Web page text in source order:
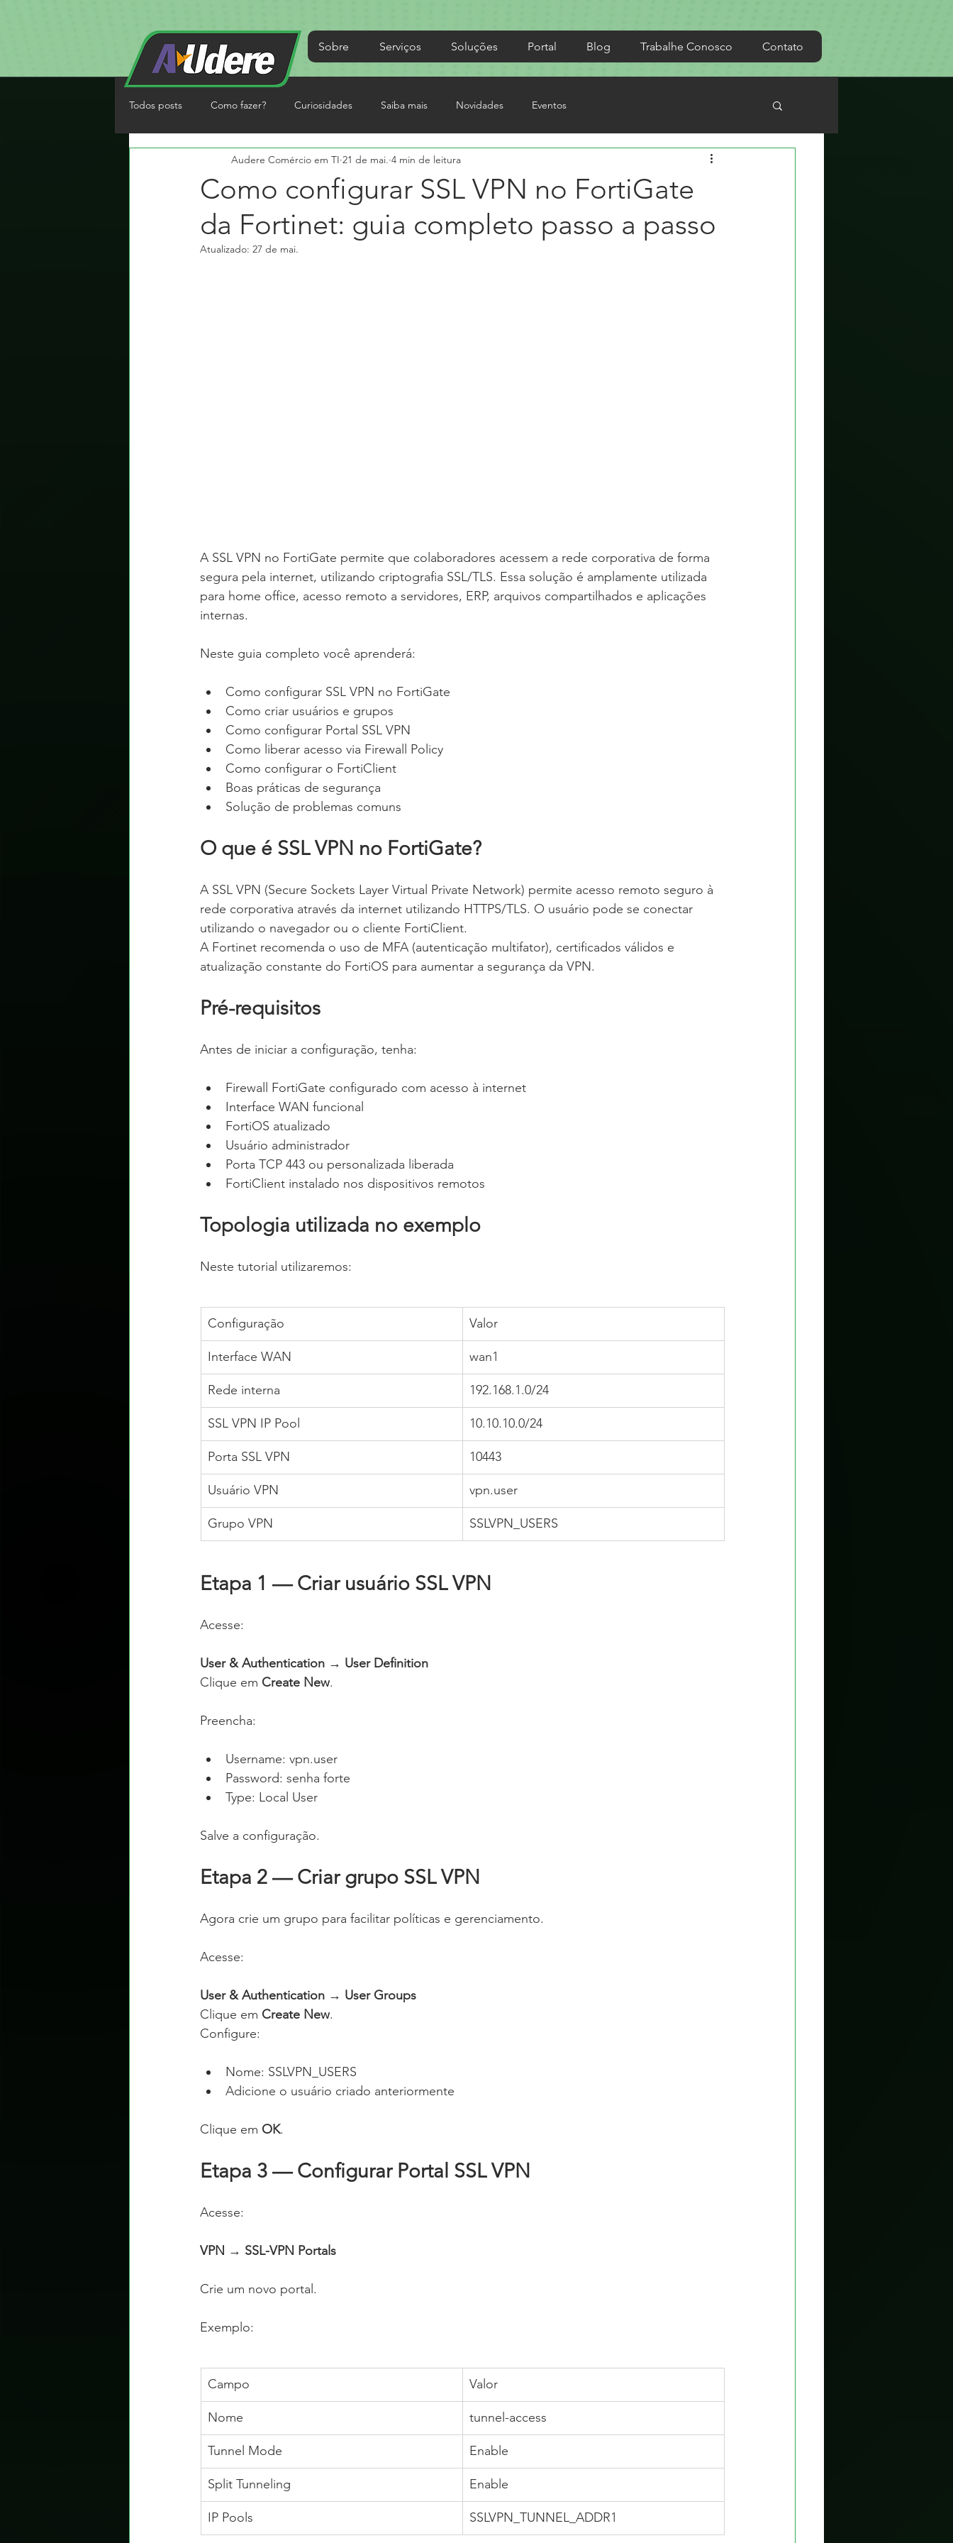
Sobre Serviços Soluções Portal Blog Trabalhe Conosco Contato
Todos posts Como fazer? Curiosidades Saiba mais Novidades Eventos
Como configurar SSL VPN no FortiGate
da Fortinet: guia completo passo a passo
Audere Comércio em TI 21 de mai. 4 min de leitura
Atualizado: 27 de mai.
A SSL VPN no FortiGate permite que colaboradores acessem a rede corporativa de forma
segura pela internet, utilizando criptografia SSL/TLS. Essa solução é amplamente utilizada
para home office, acesso remoto a servidores, ERP, arquivos compartilhados e aplicações
internas.
Neste guia completo você aprenderá:
Como configurar SSL VPN no FortiGate
Como criar usuários e grupos
Como configurar Portal SSL VPN
Como liberar acesso via Firewall Policy
Como configurar o FortiClient
Boas práticas de segurança
Solução de problemas comuns
O que é SSL VPN no FortiGate?
A SSL VPN (Secure Sockets Layer Virtual Private Network) permite acesso remoto seguro à
rede corporativa através da internet utilizando HTTPS/TLS. O usuário pode se conectar
utilizando o navegador ou o cliente FortiClient.
A Fortinet recomenda o uso de MFA (autenticação multifator), certificados válidos e
atualização constante do FortiOS para aumentar a segurança da VPN.
Pré-requisitos
Antes de iniciar a configuração, tenha:
Firewall FortiGate configurado com acesso à internet
Interface WAN funcional
FortiOS atualizado
Usuário administrador
Porta TCP 443 ou personalizada liberada
FortiClient instalado nos dispositivos remotos
Topologia utilizada no exemplo
Neste tutorial utilizaremos:
Configuração Valor
Interface WAN wan1
Rede interna 192.168.1.0/24
SSL VPN IP Pool 10.10.10.0/24
Porta SSL VPN 10443
Usuário VPN vpn.user
Grupo VPN SSLVPN_USERS
Etapa 1 — Criar usuário SSL VPN
Acesse:
User & Authentication → User Definition
Clique em Create New.
Preencha:
Username: vpn.user
Password: senha forte
Type: Local User
Salve a configuração.
Etapa 2 — Criar grupo SSL VPN
Agora crie um grupo para facilitar políticas e gerenciamento.
Acesse:
User & Authentication → User Groups
Clique em Create New.
Configure:
Nome: SSLVPN_USERS
Adicione o usuário criado anteriormente
Clique em OK.
Etapa 3 — Configurar Portal SSL VPN
Acesse:
VPN → SSL-VPN Portals
Crie um novo portal.
Exemplo:
Campo Valor
Nome tunnel-access
Tunnel Mode Enable
Split Tunneling Enable
IP Pools SSLVPN_TUNNEL_ADDR1